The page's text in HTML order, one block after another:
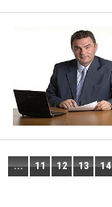
... 11 12 13 14